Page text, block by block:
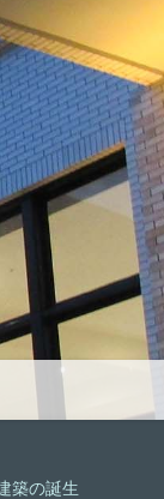
築の誕生